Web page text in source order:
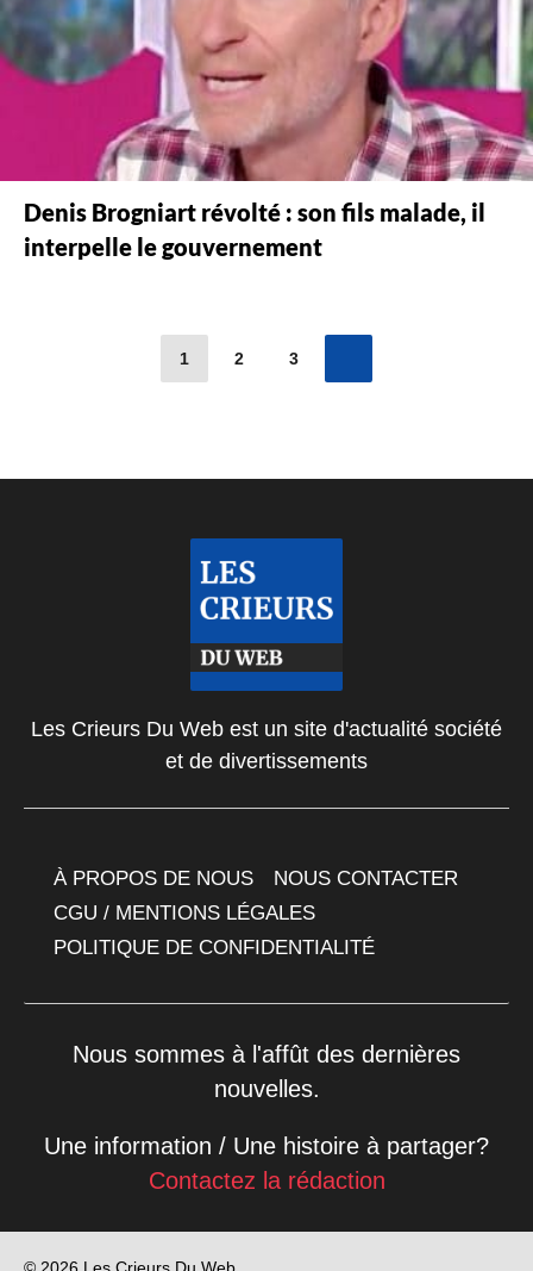
Denis Brogniart révolté : son fils malade, il
interpelle le gouvernement
1 2 3
Les Crieurs Du Web est un site d'actualité société
et de divertissements
À PROPOS DE NOUS
NOUS CONTACTER
CGU / MENTIONS LÉGALES
POLITIQUE DE CONFIDENTIALITÉ
Nous sommes à l'affût des dernières
nouvelles.
Une information / Une histoire à partager?
Contactez la rédaction